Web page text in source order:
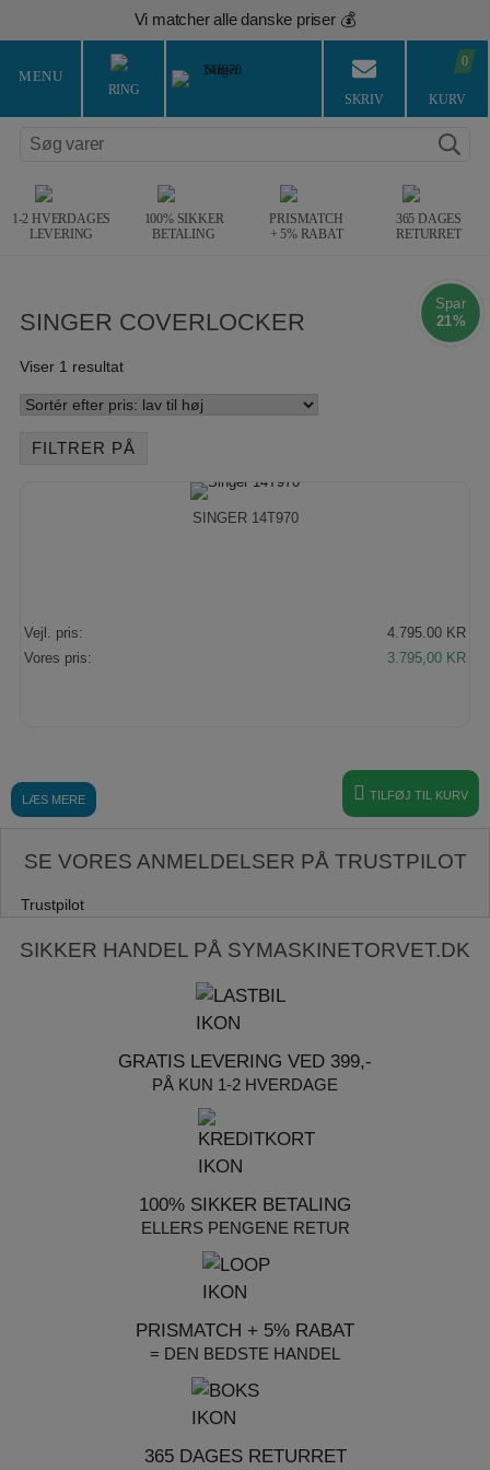
Vi matcher alle danske priser 💰
MENU
RING
SKRIV
0
KURV
Søg varer
1-2 HVERDAGES
LEVERING
100% SIKKER
BETALING
PRISMATCH
+ 5% RABAT
365 DAGES
RETURRET
SINGER COVERLOCKER
Viser 1 resultat
FILTRER PÅ
Spar
21%
SINGER 14T970
LÆS MERE
Vejl. pris:
4.795.00 KR
Vores pris:
Den
3.795,00 KRDen
TILFØJ TIL KURV
SE VORES ANMELDELSER PÅ TRUSTPILOT
Trustpilot
SIKKER HANDEL PÅ SYMASKINETORVET.DK
GRATIS LEVERING VED 399,-
PÅ KUN 1-2 HVERDAGE
100% SIKKER BETALING
ELLERS PENGENE RETUR
PRISMATCH + 5% RABAT
= DEN BEDSTE HANDEL
365 DAGES RETURRET